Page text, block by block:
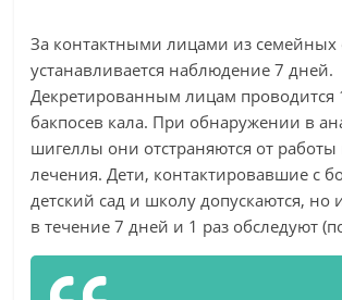
За контактными лицами из семейных
устанавливается наблюдение 7 дней.
Декретированным лицам проводится
бакпосев кала. При обнаружении в
шигеллы они отстраняются от работы
лечения. Дети, контактировавшие с
детский сад и школу допускаются, но
в течение 7 дней и 1 раз обследуют